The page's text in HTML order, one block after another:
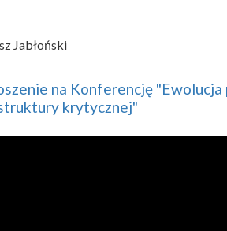
Jabłoński
na Konferencję
krytycznej"